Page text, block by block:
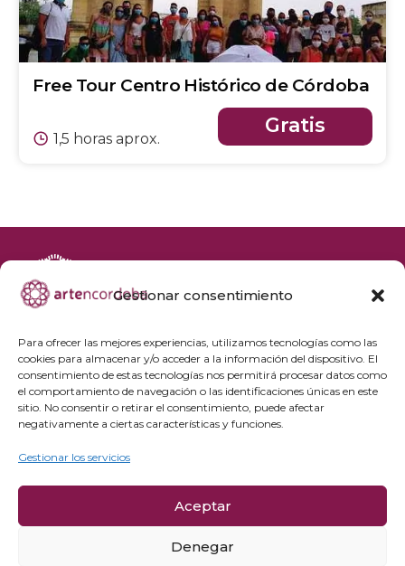
Gestionar consentimiento
Para ofrecer las mejores experiencias, utilizamos tecnologías como las
cookies para almacenar y/o acceder a la información del dispositivo. El
consentimiento de estas tecnologías nos permitirá procesar datos como
el comportamiento de navegación o las identificaciones únicas en este
sitio. No consentir o retirar el consentimiento, puede afectar
negativamente a ciertas características y funciones.
Gestionar los servicios
Aceptar
Denegar
Free Tour Centro Histórico de Córdoba
1,5 horas aprox.
Gratis
Agenda cultural
Preguntas frecuentes
Grupos privados
Política de privacidad
Política de cookies